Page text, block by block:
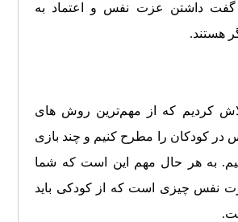
گفت داشتن عزت نفس و اعتماد به
هستند.
کردیم که از مهم‌ترین روش های
در کودکان را مطرح کنیم و چند بازی
به هر حال مهم این است که شما
نفس چیزی است که از کودکی باید